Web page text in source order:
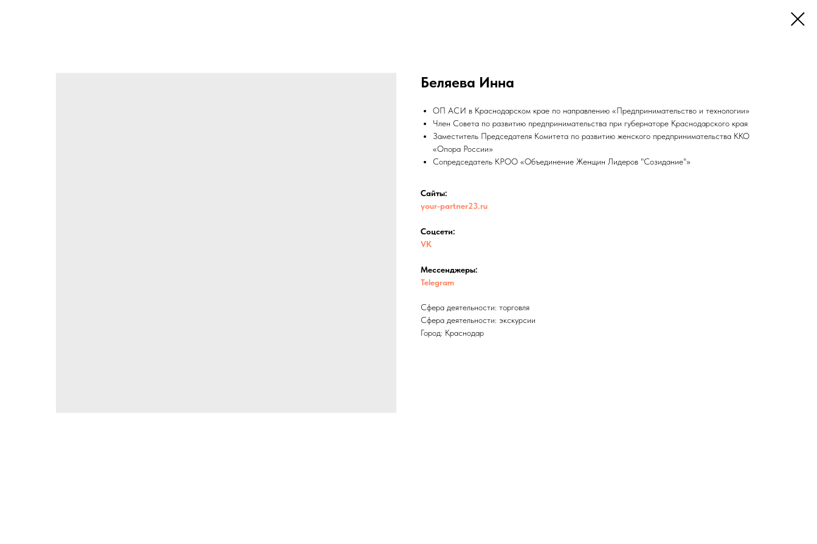
Беляева Инна
ОП АСИ в Краснодарском крае по направлению «Предпринимательство и технологии»
Член Совета по развитию предпринимательства при губернаторе Краснодарского края
Заместитель Председателя Комитета по развитию женского предпринимательства ККО
«Опора России»
Сопредседатель КРОО «Объединение Женщин Лидеров "Созидание"»
Сайты:
your-partner23.ru
Соцсети:
VK
Мессенджеры:
Telegram
Сфера деятельности: торговля
Сфера деятельности: экскурсии
Город: Краснодар